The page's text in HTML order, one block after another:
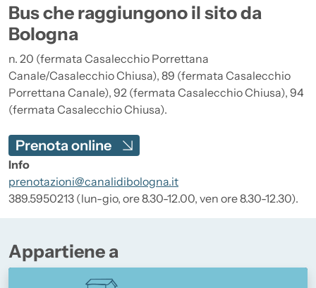
Bus che raggiungono il sito da
Bologna
n. 20 (fermata Casalecchio Porrettana
Canale/Casalecchio Chiusa), 89 (fermata Casalecchio
Porrettana Canale), 92 (fermata Casalecchio Chiusa), 94
(fermata Casalecchio Chiusa).
Prenota online
Info
prenotazioni@canalidibologna.it
389.5950213 (lun-gio, ore 8.30-12.00, ven ore 8.30-12.30).
Appartiene a